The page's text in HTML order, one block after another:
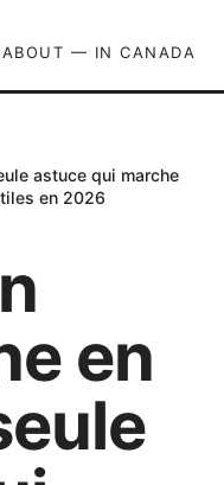
ABOUT — IN CANADA
astuce qui marche
en 2026
en